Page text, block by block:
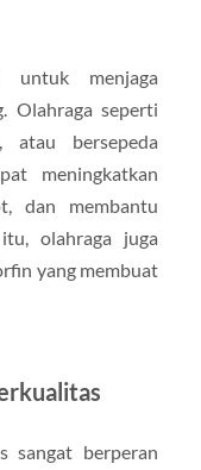
menjaga
Olahraga seperti
atau bersepeda
meningkatkan
dan membantu
olahraga juga
yang membuat
sangat berperan